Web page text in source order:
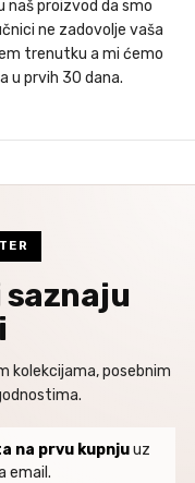
naš proizvod da smo
ne zadovolje vaša
trenutku a mi ćemo
u prvih 30 dana.
kolekcijama, posebnim
na prvu kupnjuuz
email.